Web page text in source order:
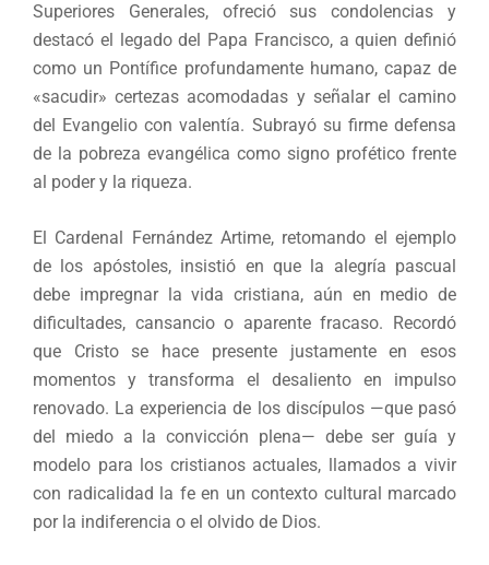
Superiores Generales, ofreció sus condolencias y
destacó el legado del Papa Francisco, a quien definió
como un Pontífice profundamente humano, capaz de
«sacudir» certezas acomodadas y señalar el camino
del Evangelio con valentía. Subrayó su firme defensa
de la pobreza evangélica como signo profético frente
al poder y la riqueza.
El Cardenal Fernández Artime, retomando el ejemplo
de los apóstoles, insistió en que la alegría pascual
debe impregnar la vida cristiana, aún en medio de
dificultades, cansancio o aparente fracaso. Recordó
que Cristo se hace presente justamente en esos
momentos y transforma el desaliento en impulso
renovado. La experiencia de los discípulos —que pasó
del miedo a la convicción plena— debe ser guía y
modelo para los cristianos actuales, llamados a vivir
con radicalidad la fe en un contexto cultural marcado
por la indiferencia o el olvido de Dios.